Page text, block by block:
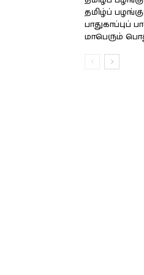
தமிழ்ப்
பாதுகாப்புப்
மாபெரும்